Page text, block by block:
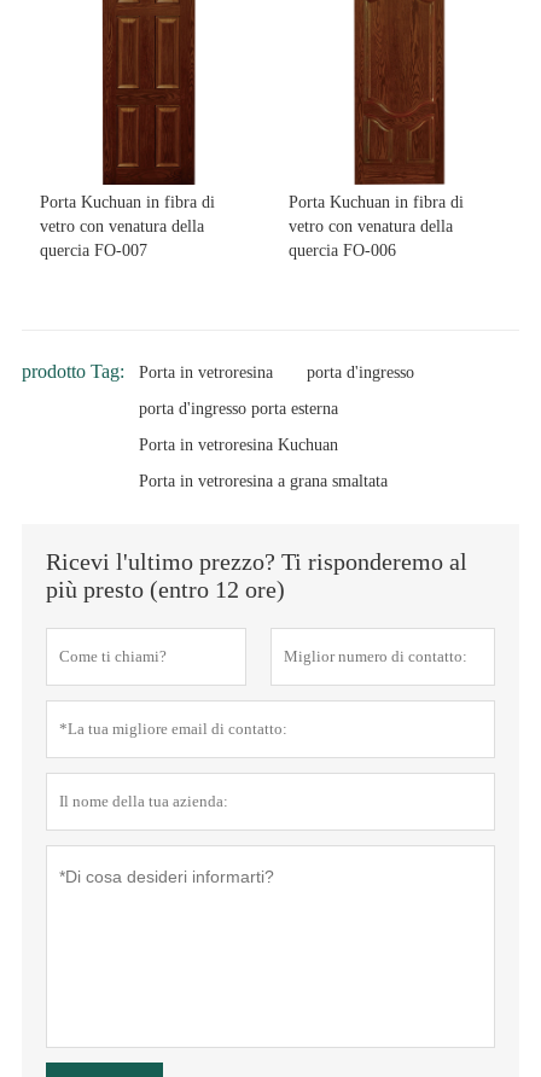
Porta Kuchuan in fibra di
vetro con venatura della
quercia FO-007
Porta Kuchuan in fibra di
vetro con venatura della
quercia FO-006
prodotto Tag: Porta in vetroresina
porta d'ingresso
porta d'ingresso porta esterna
Porta in vetroresina Kuchuan
Porta in vetroresina a grana smaltata
Ricevi l'ultimo prezzo? Ti risponderemo al
più presto (entro 12 ore)